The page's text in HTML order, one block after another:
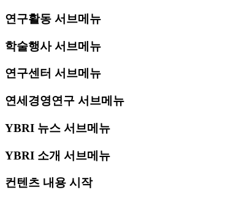
연구활동 서브메뉴
학술행사 서브메뉴
연구센터 서브메뉴
연세경영연구 서브메뉴
YBRI 뉴스 서브메뉴
YBRI 소개 서브메뉴
컨텐츠 내용 시작